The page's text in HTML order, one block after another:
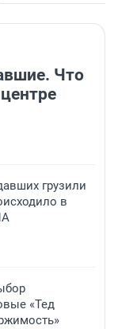
Что
грузили
в
«Тед